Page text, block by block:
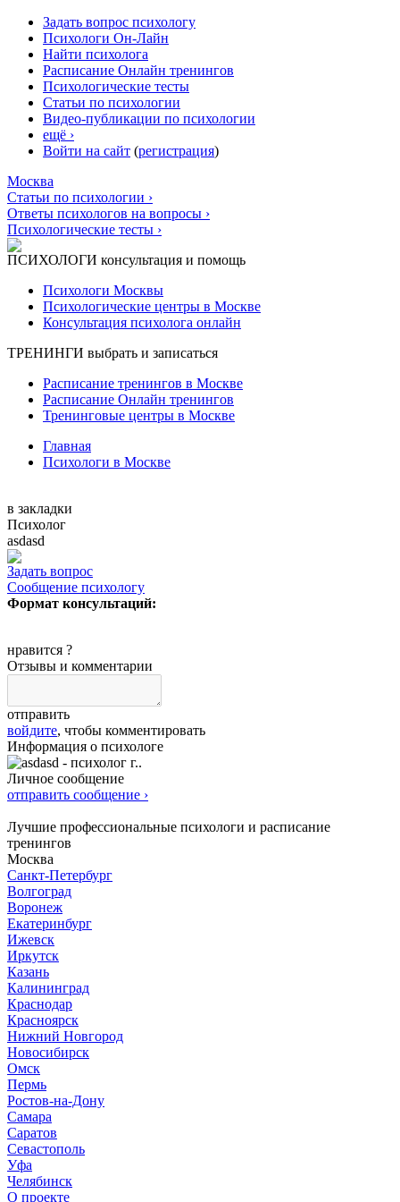
Задать вопрос психологу
Психологи Он-Лайн
Найти психолога
Расписание Онлайн тренингов
Психологические тесты
Статьи по психологии
Видео-публикации по психологии
ещё ›
Войти на сайт (регистрация)
Москва
Статьи по психологии ›
Ответы психологов на вопросы ›
Психологические тесты ›
ПСИХОЛОГИ консультация и помощь
Психологи Москвы
Психологические центры в Москве
Консультация психолога онлайн
ТРЕНИНГИ выбрать и записаться
Расписание тренингов в Москве
Расписание Онлайн тренингов
Тренинговые центры в Москве
Главная
Психологи в Москве
в закладки
Психолог
asdasd
Задать вопрос
Сообщение психологу
Формат консультаций:
нравится ?
Отзывы и комментарии
отправить
войдите, чтобы комментировать
Информация о психологе
Личное сообщение
отправить сообщение ›
Лучшие профессиональные психологи и расписание
тренингов
Москва
Санкт-Петербург
Волгоград
Воронеж
Екатеринбург
Ижевск
Иркутск
Казань
Калининград
Краснодар
Красноярск
Нижний Новгород
Новосибирск
Омск
Пермь
Ростов-на-Дону
Самара
Саратов
Севастополь
Уфа
Челябинск
О проекте